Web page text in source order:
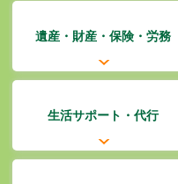
遺産・財産・保険・労務
生活サポート・代行